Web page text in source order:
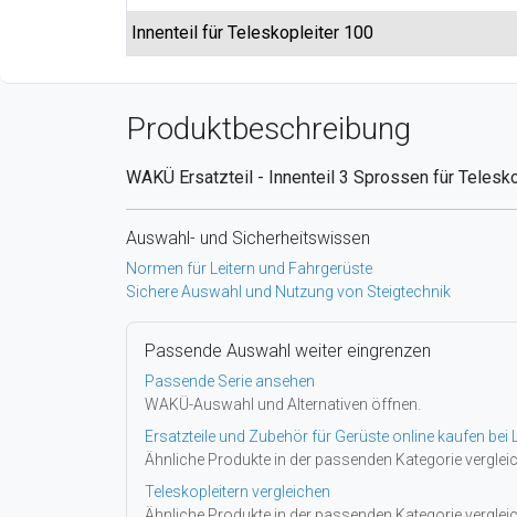
Innenteil für Teleskopleiter 100
Produktbeschreibung
WAKÜ Ersatzteil - Innenteil 3 Sprossen für
Auswahl- und Sicherheitswissen
Normen für Leitern und Fahrgerüste
Sichere Auswahl und Nutzung von Steigtechnik
Passende Auswahl weiter eingrenzen
Passende Serie ansehen
WAKÜ-Auswahl und Alternativen öffnen.
Ersatzteile und Zubehör für Gerüste online kaufen bei
Ähnliche Produkte in der passenden Kategorie
Teleskopleitern vergleichen